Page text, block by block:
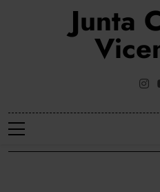
Junta
Web Oficial De La Junta